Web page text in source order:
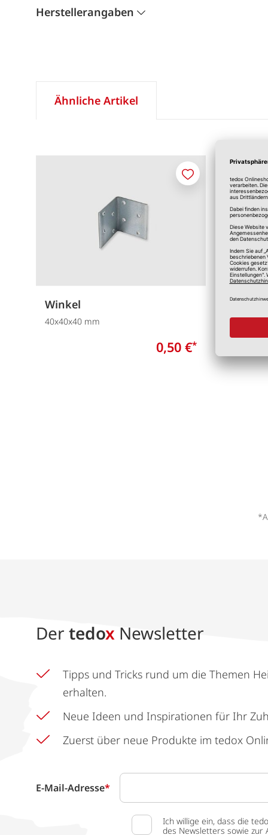
Herstellerangaben
Ähnliche Artikel
Winkel
40x40x40 mm
0,50 €*
Merken
Winkel
Der tedox Newsletter
Tipps und Tricks rund um die Themen
erhalten.
Neue Ideen und Inspirationen für Ihr
Zuerst über neue Produkte im tedox
E-Mail-Adresse*
Ich willige ein, dass die
des Newsletters sowie zur